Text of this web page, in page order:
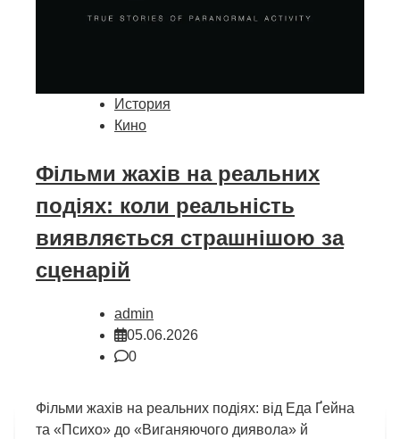
История
Кино
Фільми жахів на реальних
подіях: коли реальність
виявляється страшнішою за
сценарій
admin
05.06.2026
0
Фільми жахів на реальних подіях: від Еда Ґейна
та «Психо» до «Виганяючого диявола» й